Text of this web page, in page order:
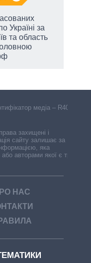
Україні за
та область
медіа – R40-
захищені і
сайту залишає за
яка
авторами якої є треті
НАС